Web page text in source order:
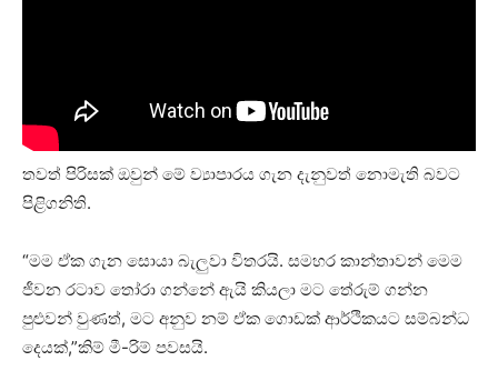
තවත් පිරිසක් ඔවුන් මේ ව්‍යාපාරය ගැන දැනුවත් නොමැති බවට
පිළිගනිති.
“මම ඒක ගැන සොයා බැලුවා විතරයි. සමහර කාන්තාවන් මෙම
ජීවන රටාව තෝරා ගන්නේ ඇයි කියලා මට තේරුම් ගන්න
පුළුවන් වුණත්, මට අනුව නම් ඒක ගොඩක් ආර්ථිකයට සම්බන්ධ
දෙයක්,”කිම් මී-රිම් පවසයි.